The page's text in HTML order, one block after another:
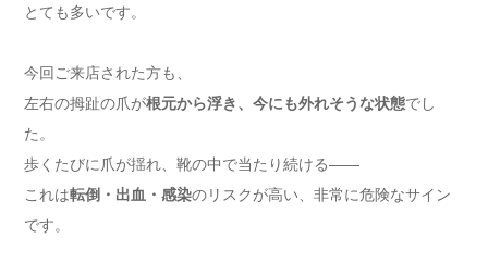
とても多いです。
今回ご来店された方も、
左右の拇趾の爪が根元から浮き、今にも外れそうな状態でし
た。
歩くたびに爪が揺れ、靴の中で当たり続ける――
これは転倒・出血・感染のリスクが高い、非常に危険なサイン
です。